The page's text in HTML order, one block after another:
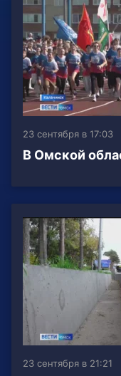
23 сентября в 17:03
В Омской
23 сентября в 21:21